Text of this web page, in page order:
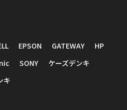
EPSON GATEWAY
HP
SONY
ケーズデンキ
キ